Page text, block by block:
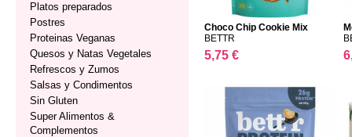
Platos preparados
Postres
Proteinas Veganas
Quesos y Natas Vegetales
Refrescos y Zumos
Salsas y Condimentos
Sin Gluten
Super Alimentos &
Complementos
Choco Chip Cookie Mix
BETTR
5,75 €